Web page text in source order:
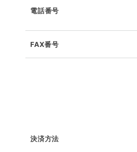
電話番号
FAX番号
決済方法